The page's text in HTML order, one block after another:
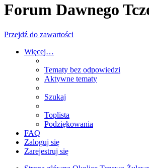
Forum Dawnego
Przejdź do zawartości
Więcej…
Tematy bez odpowiedzi
Aktywne tematy
Szukaj
Toplista
Podziękowania
FAQ
Zaloguj się
Zarejestruj się